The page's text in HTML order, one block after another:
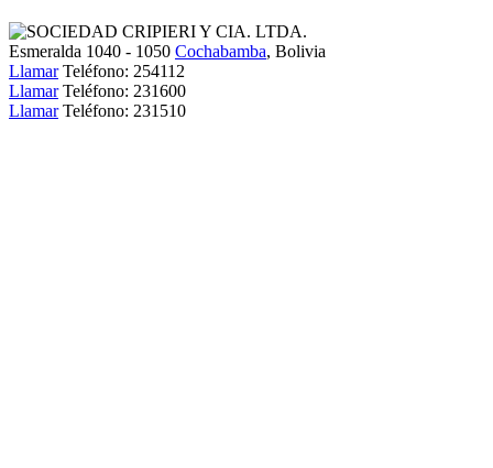
Esmeralda 1040 - 1050 Cochabamba, Bolivia
Llamar Teléfono: 254112
Llamar Teléfono: 231600
Llamar Teléfono: 231510